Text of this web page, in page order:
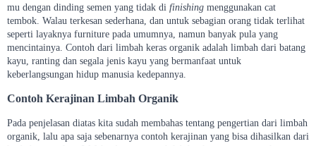
mu dengan dinding semen yang tidak di finishing menggunakan cat
tembok. Walau terkesan sederhana, dan untuk sebagian orang tidak terlihat
seperti layaknya furniture pada umumnya, namun banyak pula yang
mencintainya. Contoh dari limbah keras organik adalah limbah dari batang
kayu, ranting dan segala jenis kayu yang bermanfaat untuk
keberlangsungan hidup manusia kedepannya.
Contoh Kerajinan Limbah Organik
Pada penjelasan diatas kita sudah membahas tentang pengertian dari limbah
organik, lalu apa saja sebenarnya contoh kerajinan yang bisa dihasilkan dari